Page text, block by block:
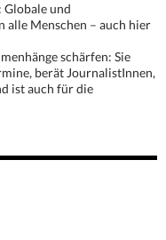
und
Menschen – auch hier
schärfen: Sie
berät JournalistInnen,
ist auch für die